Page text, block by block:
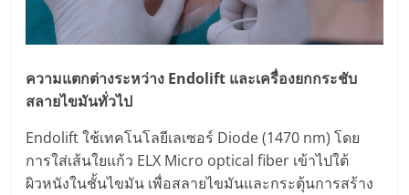
ความแตกต่างระหว่าง Endolift และเครื่องยกกระชับ
สลายไขมันทั่วไป
Endolift ใช้เทคโนโลยีเลเซอร์ Diode (1470 nm) โดย
การใส่เส้นใยแก้ว ELX Micro optical fiber เข้าไปใต้
ผิวหนังในชั้นไขมัน เพื่อสลายไขมันและกระตุ้นการสร้าง